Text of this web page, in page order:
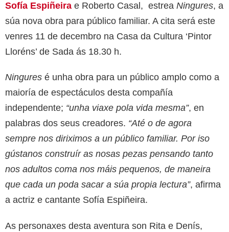
Sofía Espiñeira e Roberto Casal, estrea Ningures, a
súa nova obra para público familiar. A cita será este
venres 11 de decembro na Casa da Cultura ‘Pintor
Lloréns’ de Sada ás 18.30 h.
Ningures é unha obra para un público amplo como a
maioría de espectáculos desta compañía
independente; “unha viaxe pola vida mesma”, en
palabras dos seus creadores. “Até o de agora
sempre nos diriximos a un público familiar. Por iso
gústanos construír as nosas pezas pensando tanto
nos adultos coma nos máis pequenos, de maneira
que cada un poda sacar a súa propia lectura”, afirma
a actriz e cantante Sofía Espiñeira.
As personaxes desta aventura son Rita e Denís,